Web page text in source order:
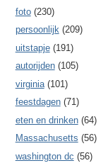
foto (230)
persoonlijk (209)
uitstapje (191)
autorijden (105)
virginia (101)
feestdagen (71)
eten en drinken (64)
Massachusetts (56)
washington dc (56)